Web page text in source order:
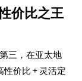
价比之王
三，在亚太地
价比 + 灵活定